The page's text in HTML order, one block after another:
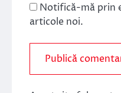
Notifică-mă prin
articole noi.